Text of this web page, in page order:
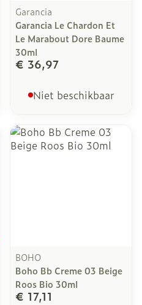
Garancia
Garancia Le Chardon Et
Le Marabout Dore Baume
30ml
€ 36,97
Niet beschikbaar
BOHO
Boho Bb Creme 03 Beige
Roos Bio 30ml
€ 17,11